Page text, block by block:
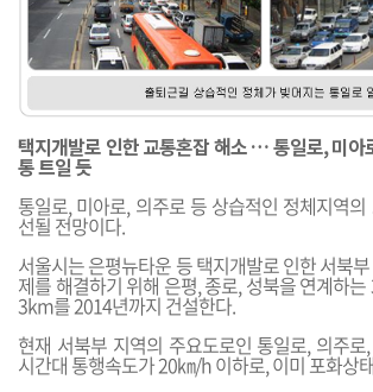
택지개발로 인한 교통혼잡 해소 … 통일로, 미아
통 트일 듯
통일로, 미아로, 의주로 등 상습적인 정체지역
선될 전망이다.
서울시는 은평뉴타운 등 택지개발로 인한 서북
제를 해결하기 위해 은평, 종로, 성북을 연계하
3km를 2014년까지 건설한다.
현재 서북부 지역의 주요도로인 통일로, 의주
시간대 통행속도가 20㎞/h 이하로, 이미 포화상